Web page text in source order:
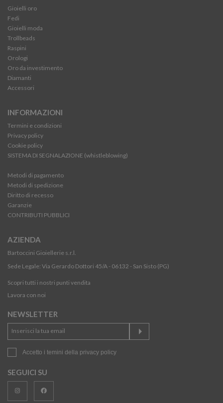
Gioielli oro
Fedi
Gioielli moda
Trollbeads
Raspini
Orologi
Oro da investimento
Diamanti
Accessori
INFORMAZIONI
Termini e condizioni
Privacy policy
Cookie policy
SISTEMA DI SEGNALAZIONE (whistleblowing)
Metodi di pagamento
Metodi di spedizione
Diritto di recesso
Garanzie
CONTRIBUTI PUBBLICI
AZIENDA
Bartoccini Gioiellerie s.r.l.
Sede Legale: Via Gerardo Dottori 45/A - 06132 - San Sisto (PG)
Scopri tutti i nostri punti vendita
Lavora con noi
NEWSLETTER
Accetto i temini della privacy policy
SEGUICI SU